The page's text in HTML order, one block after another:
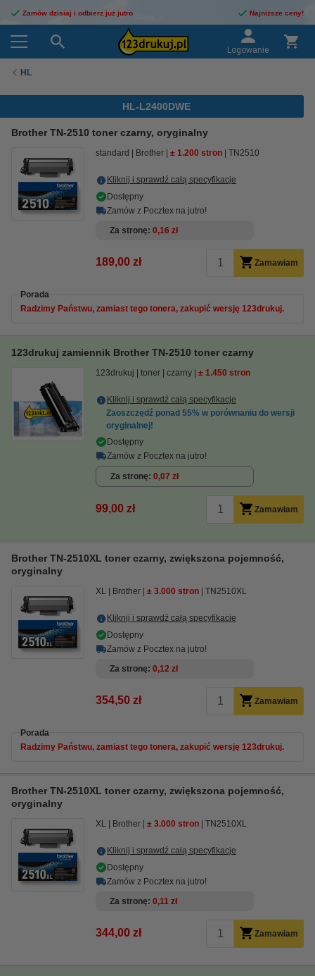
Zamów dzisiaj i odbierz już jutro Najniższe ceny!
Logowanie
HL
HL-L2400DWE
Brother TN-2510 toner czarny, oryginalny
standard Brother ± 1.200 stron TN2510
Kliknij i sprawdź całą specyfikacje
Dostępny
Zamów z Pocztex na jutro!
Za stronę 0,16 zł
189,00 zł Zamawiam
Porada
Radzimy Państwu, zamiast tego tonera, zakupić wersję 123drukuj.
123drukuj zamiennik Brother TN-2510 toner czarny
123drukuj toner czarny ± 1.450 stron
Kliknij i sprawdź całą specyfikacje
Zaoszczędź ponad 55% w porównaniu do wersji
oryginalnej!
Dostępny
Zamów z Pocztex na jutro!
Za stronę 0,07 zł
99,00 zł Zamawiam
Brother TN-2510XL toner czarny, zwiększona pojemność,
oryginalny
XL Brother ± 3.000 stron TN2510XL
Kliknij i sprawdź całą specyfikacje
Dostępny
Zamów z Pocztex na jutro!
Za stronę 0,12 zł
354,50 zł Zamawiam
Porada
Radzimy Państwu, zamiast tego tonera, zakupić wersję 123drukuj.
Brother TN-2510XL toner czarny, zwiększona pojemność,
oryginalny
XL Brother ± 3.000 stron TN2510XL
Kliknij i sprawdź całą specyfikacje
Dostępny
Zamów z Pocztex na jutro!
Za stronę 0,11 zł
344,00 zł Zamawiam